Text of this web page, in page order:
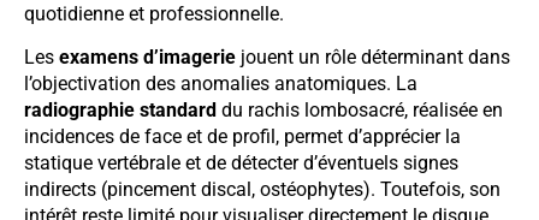
quotidienne et professionnelle.
Les examens d’imagerie jouent un rôle déterminant dans
l’objectivation des anomalies anatomiques. La
radiographie standard du rachis lombosacré, réalisée en
incidences de face et de profil, permet d’apprécier la
statique vertébrale et de détecter d’éventuels signes
indirects (pincement discal, ostéophytes). Toutefois, son